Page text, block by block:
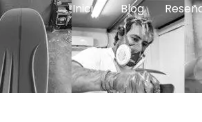
Inicio Blog